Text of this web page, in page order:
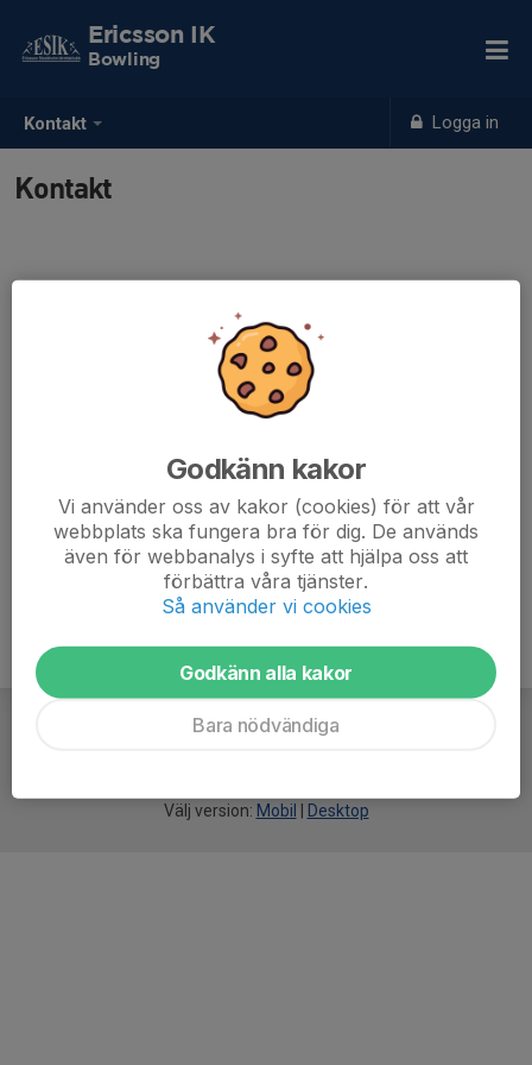
Kontakt Logga in
Ericsson IK
Bowling
Kontakt
Per Owe Areskär
E-post visas bara för inloggade
Välj version: Mobil Desktop
Godkänn kakor
Vi använder oss av kakor (cookies) för att vår
webbplats ska fungera bra för dig. De används
även för webbanalys i syfte att hjälpa oss att
förbättra våra tjänster.
Så använder vi cookies
Godkänn alla kakor
Bara nödvändiga